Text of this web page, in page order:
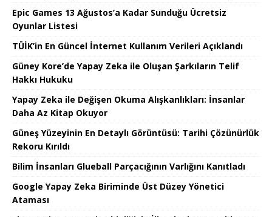
Epic Games 13 Ağustos’a Kadar Sunduğu Ücretsiz
Oyunlar Listesi
TÜİK’in En Güncel İnternet Kullanım Verileri Açıklandı
Güney Kore’de Yapay Zeka ile Oluşan Şarkıların Telif
Hakkı Hukuku
Yapay Zeka ile Değişen Okuma Alışkanlıkları: İnsanlar
Daha Az Kitap Okuyor
Güneş Yüzeyinin En Detaylı Görüntüsü: Tarihi Çözünürlük
Rekoru Kırıldı
Bilim İnsanları Glueball Parçacığının Varlığını Kanıtladı
Google Yapay Zeka Biriminde Üst Düzey Yönetici
Ataması